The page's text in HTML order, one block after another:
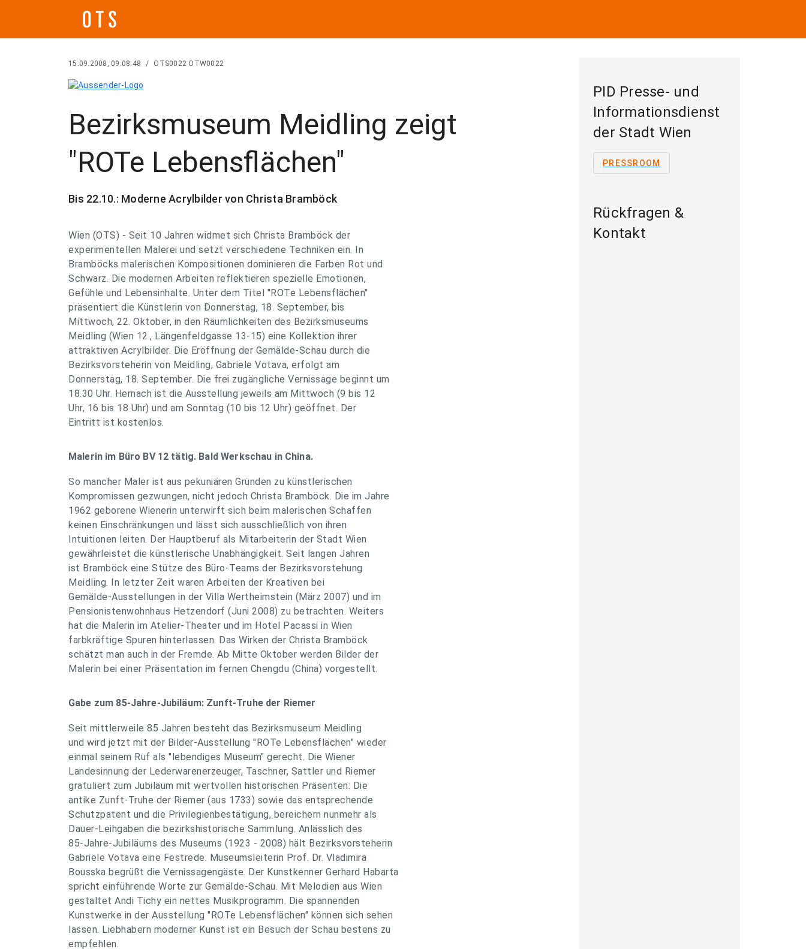
15.09.2008, 09:08:48 / OTS0022 OTW0022
Bezirksmuseum Meidling zeigt
"ROTe Lebensflächen"
Bis 22.10.: Moderne Acrylbilder von Christa Bramböck
Wien (OTS) - Seit 10 Jahren widmet sich Christa Bramböck der
experimentellen Malerei und setzt verschiedene Techniken ein. In
Bramböcks malerischen Kompositionen dominieren die Farben Rot und
Schwarz. Die modernen Arbeiten reflektieren spezielle Emotionen,
Gefühle und Lebensinhalte. Unter dem Titel "ROTe Lebensflächen"
präsentiert die Künstlerin von Donnerstag, 18. September, bis
Mittwoch, 22. Oktober, in den Räumlichkeiten des Bezirksmuseums
Meidling (Wien 12., Längenfeldgasse 13-15) eine Kollektion ihrer
attraktiven Acrylbilder. Die Eröffnung der Gemälde-Schau durch die
Bezirksvorsteherin von Meidling, Gabriele Votava, erfolgt am
Donnerstag, 18. September. Die frei zugängliche Vernissage beginnt um
18.30 Uhr. Hernach ist die Ausstellung jeweils am Mittwoch (9 bis 12
Uhr, 16 bis 18 Uhr) und am Sonntag (10 bis 12 Uhr) geöffnet. Der
Eintritt ist kostenlos.
Malerin im Büro BV 12 tätig. Bald Werkschau in China.
So mancher Maler ist aus pekuniären Gründen zu künstlerischen
Kompromissen gezwungen, nicht jedoch Christa Bramböck. Die im Jahre
1962 geborene Wienerin unterwirft sich beim malerischen Schaffen
keinen Einschränkungen und lässt sich ausschließlich von ihren
Intuitionen leiten. Der Hauptberuf als Mitarbeiterin der Stadt Wien
gewährleistet die künstlerische Unabhängigkeit. Seit langen Jahren
ist Bramböck eine Stütze des Büro-Teams der Bezirksvorstehung
Meidling. In letzter Zeit waren Arbeiten der Kreativen bei
Gemälde-Ausstellungen in der Villa Wertheimstein (März 2007) und im
Pensionistenwohnhaus Hetzendorf (Juni 2008) zu betrachten. Weiters
hat die Malerin im Atelier-Theater und im Hotel Pacassi in Wien
farbkräftige Spuren hinterlassen. Das Wirken der Christa Bramböck
schätzt man auch in der Fremde. Ab Mitte Oktober werden Bilder der
Malerin bei einer Präsentation im fernen Chengdu (China) vorgestellt.
Gabe zum 85-Jahre-Jubiläum: Zunft-Truhe der Riemer
Seit mittlerweile 85 Jahren besteht das Bezirksmuseum Meidling
und wird jetzt mit der Bilder-Ausstellung "ROTe Lebensflächen" wieder
einmal seinem Ruf als "lebendiges Museum" gerecht. Die Wiener
Landesinnung der Lederwarenerzeuger, Taschner, Sattler und Riemer
gratuliert zum Jubiläum mit wertvollen historischen Präsenten: Die
antike Zunft-Truhe der Riemer (aus 1733) sowie das entsprechende
Schutzpatent und die Privilegienbestätigung, bereichern nunmehr als
Dauer-Leihgaben die bezirkshistorische Sammlung. Anlässlich des
85-Jahre-Jubiläums des Museums (1923 - 2008) hält Bezirksvorsteherin
Gabriele Votava eine Festrede. Museumsleiterin Prof. Dr. Vladimira
Bousska begrüßt die Vernissagengäste. Der Kunstkenner Gerhard Habarta
spricht einführende Worte zur Gemälde-Schau. Mit Melodien aus Wien
gestaltet Andi Tichy ein nettes Musikprogramm. Die spannenden
Kunstwerke in der Ausstellung "ROTe Lebensflächen" können sich sehen
lassen. Liebhabern moderner Kunst ist ein Besuch der Schau bestens zu
empfehlen.
PID Presse- und
Informationsdienst
der Stadt Wien
PRESSROOM
Rückfragen &
Kontakt